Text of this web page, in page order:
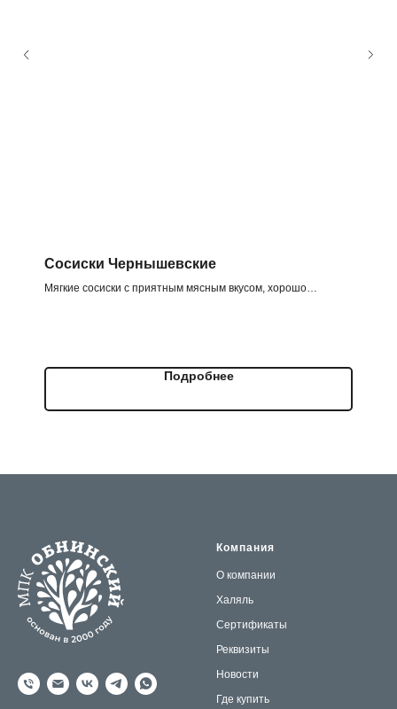
Сосиски Чернышевские
Мягкие сосиски с приятным мясным вкусом, хорошо
Подробнее
Компания
О компании
Халяль
Сертификаты
Реквизиты
Новости
Где купить